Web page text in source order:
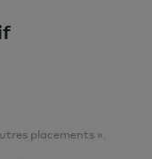
placements ».